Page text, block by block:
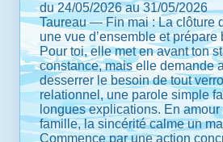
du 24/05/2026 au 31/05/2026
Taureau — Fin mai : La clôture
une vue d’ensemble et prépare
Pour toi, elle met en avant ton
constance, mais elle demande
desserrer le besoin de tout
relationnel, une parole simple
longues explications. En
famille, la sincérité calme un
Commence par une action